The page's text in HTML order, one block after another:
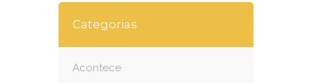
Categorias
Acontece